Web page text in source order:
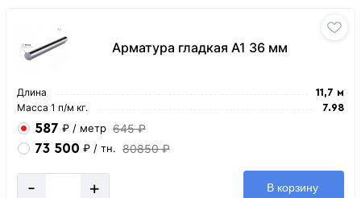
Арматура гладкая А1 36 мм
Длина 11,7 м
Масса 1 п/м кг. 7.98
587 ₽ / метр 645 ₽
73 500 ₽ / тн. 80850 ₽
- + В корзину